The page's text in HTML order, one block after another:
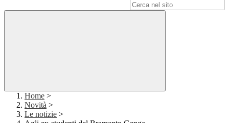
Home >
Novità >
Le notizie >